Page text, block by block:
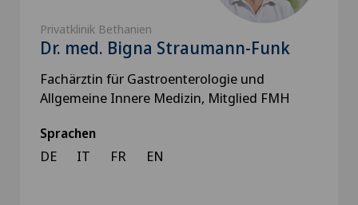
Privatklinik Bethanien
Dr. med. Bigna Straumann-Funk
Fachärztin für Gastroenterologie und
Allgemeine Innere Medizin, Mitglied FMH
Sprachen
DE IT FR EN